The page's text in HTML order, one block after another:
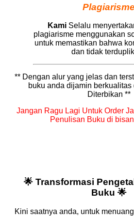
Plagiarisme
Kami Selalu
plagiarisme menggunakan
untuk memastikan bahwa
dan tidak
** Dengan alur yang jelas dan
buku anda dijamin
Diterbikan **
Jangan Ragu Lagi Untuk Order
Penulisan Buku di
🌟 Transformasi
Buku 🌟
Kini saatnya anda, untuk